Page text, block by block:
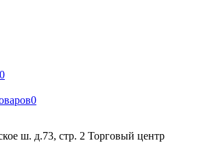
0
0
ш. д.73, стр. 2 Торговый центр